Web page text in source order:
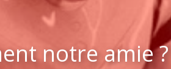
notre amie ?